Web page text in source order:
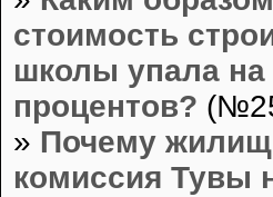
стоимость
школы упала на
процентов?
» Почему
комиссия Тувы